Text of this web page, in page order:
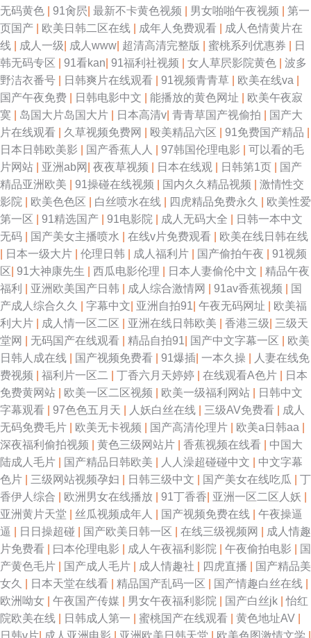
无码黄色
91肏屄 最新不卡黄色视频 男女啪啪午夜视频
第一
页国产
欧美日韩二区在线 成年人免费观看
成人色情黄片在
线
成人一级 成人www 超清高清完整版 蜜桃系列优惠券
日
韩无码专区
91看kan 91福利社视频 女人草屄影院黄色
波多
野洁衣番号
日韩爽片在线观看 91视频青青草 欧美在线va
国产午夜免费
日韩电影中文 能播放的黄色网址
欧美午夜寂
寞
岛国大片岛国大片 日本高清v 青青草国产视偷拍
国产大
片在线观看
久草视频免费网 殴美精品六区 91免费国产精品
日本日韩欧美影
国产香蕉人人 97韩国伦理电影
可以看的毛
片网站
亚洲ab网 夜夜草视频 日本在线观 日韩第1页
国产
精品亚洲欧美
91操碰在线视频 国内久久精品视频
激情性交
影院
欧美色色区 白丝喷水在线 四虎精品免费永久
欧美性爱
第一区
91精选国产 91电影院 成人无码大全
日韩一本中文
无码
国产美女主播喷水 在线v片免费观看
欧美在线日韩在线
日本一级大片 伦理日韩 成人福利片 国产偷拍午夜
91视频
区 91大神康先生 西瓜电影伦理 日本人妻偷伦中文
精品午夜
福利
亚洲欧美国产日韩 成人综合激情网 91av香蕉视频
国
产成人综合久久
字幕中文 亚洲自拍91 午夜无码网址
欧美福
利大片
成人情一区二区 亚洲在线日韩欧美 香港三级 三级天
堂网
无码国产在线观看 精品自拍91 国产中文字幕一区
欧美
日韩人成在线
国产视频免费看 91爆插 一本久操
人妻在线免
费视频
福利片一区二 丁香六月天婷婷 在线观看A色片
日本
免费黄网站
欧美一区二区视频 欧美一级福利网站
日韩中文
字幕观看
97色色五月天 人妖白丝在线 三级AV免费看
成人
无码免费毛片
欧美无卡视频 国产高清伦理片 欧美a日韩aa
深夜福利偷拍视频
黄色三级网站片 香蕉视频在线看
中国大
陆成人毛片
国产精品日韩欧美 人人澡超碰碰中文
中文字幕
色片
三级网站视频孕妇 日韩三级中文 国产美女在线吃瓜
丁
香伊人综合
欧洲男女在线播放 91丁香香 亚洲一区二区人妖
亚洲黄片天堂
丝瓜视频成年人 国产视频免费在线
午夜操逼
逼
日日操超碰 国产欧美日韩一区 在线三级视频网
成人情趣
片免费看
曰本伦理电影 成人午夜福利影院 午夜偷拍电影
国
产黄色毛片
国产成人毛片 成人情趣社 四虎直播
国产精品美
女久
日本天堂在线看 精品国产乱码一区 国产情趣白丝在线
欧洲呦女
午夜国产传媒 男女午夜福利影院 国产白丝jk |怡红
院欧美在线
日韩成人第一 蜜桃国产在线观看 黄色地址AV
日韩v片 成人亚洲电影 亚洲欧美日韩天堂 欧美色图激情文学